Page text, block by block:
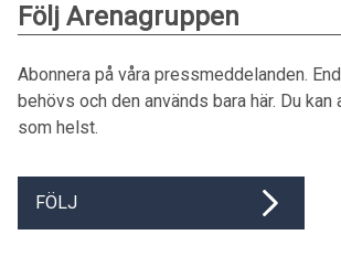
Följ Arenagruppen
Abonnera på våra pressmeddelanden.
behövs och den används bara här. Du kan
som helst.
FÖLJ